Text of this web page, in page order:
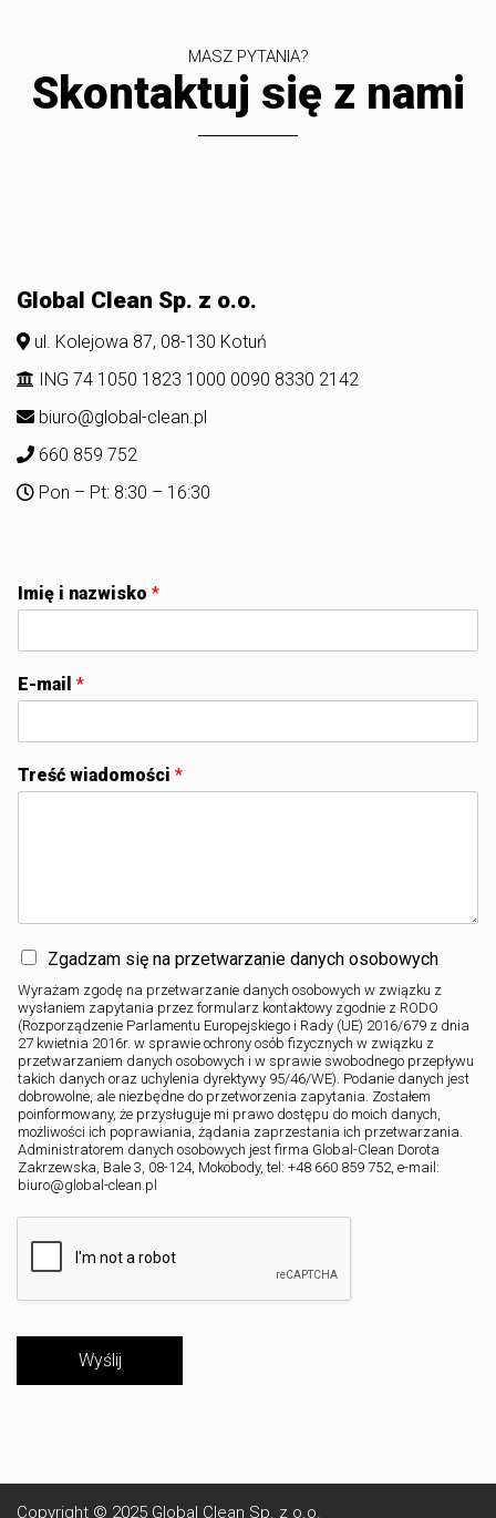
MASZ PYTANIA?
Skontaktuj się z nami
Global Clean Sp. z o.o.
ul. Kolejowa 87, 08-130 Kotuń
ING 74 1050 1823 1000 0090 8330 2142
biuro@global-clean.pl
660 859 752
Pon – Pt: 8:30 – 16:30
Imię i nazwisko *
E-mail *
Treść wiadomości *
Zgadzam się na przetwarzanie danych osobowych
Wyrażam zgodę na przetwarzanie danych osobowych w związku z
wysłaniem zapytania przez formularz kontaktowy zgodnie z RODO
(Rozporządzenie Parlamentu Europejskiego i Rady (UE) 2016/679 z dnia
27 kwietnia 2016r. w sprawie ochrony osób fizycznych w związku z
przetwarzaniem danych osobowych i w sprawie swobodnego przepływu
takich danych oraz uchylenia dyrektywy 95/46/WE). Podanie danych jest
dobrowolne, ale niezbędne do przetworzenia zapytania. Zostałem
poinformowany, że przysługuje mi prawo dostępu do moich danych,
możliwości ich poprawiania, żądania zaprzestania ich przetwarzania.
Administratorem danych osobowych jest firma Global-Clean Dorota
Zakrzewska, Bale 3, 08-124, Mokobody, tel: +48 660 859 752, e-mail:
biuro@global-clean.pl
Wyślij
Copyright © 2025 Global Clean Sp. z o.o.